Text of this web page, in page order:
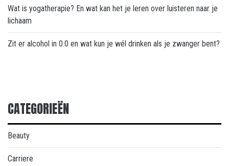
Wat is yogatherapie? En wat kan het je leren over luisteren naar je
lichaam
Zit er alcohol in 0.0 en wat kun je wél drinken als je zwanger bent?
CATEGORIEËN
Beauty
Carriere